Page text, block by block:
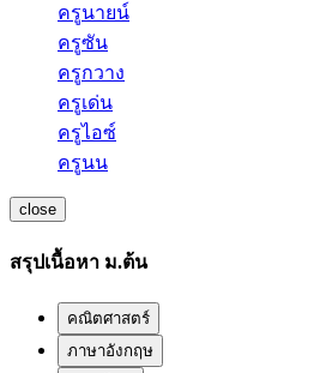
ครูนายน์
ครูซัน
ครูกวาง
ครูเด่น
ครูไอซ์
ครูนน
close
สรุปเนื้อหา ม.ต้น
คณิตศาสตร์
ภาษาอังกฤษ